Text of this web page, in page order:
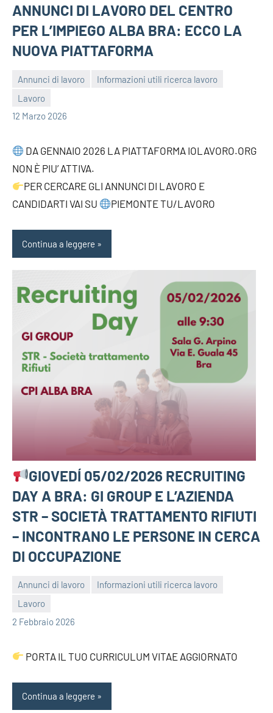
ANNUNCI DI LAVORO DEL CENTRO
PER L’IMPIEGO ALBA BRA: ECCO LA
NUOVA PIATTAFORMA
Annunci di lavoro
Informazioni utili ricerca lavoro
Lavoro
12 Marzo 2026
bragiovani
DA GENNAIO 2026 LA PIATTAFORMA IOLAVORO.ORG
NON È PIU’ ATTIVA.
PER CERCARE GLI ANNUNCI DI LAVORO E
CANDIDARTI VAI SU
PIEMONTE TU/LAVORO
Continua a leggere
GIOVEDÍ 05/02/2026 RECRUITING
DAY A BRA: GI GROUP E L’AZIENDA
STR – SOCIETÀ TRATTAMENTO RIFIUTI
– INCONTRANO LE PERSONE IN CERCA
DI OCCUPAZIONE
Annunci di lavoro
Informazioni utili ricerca lavoro
Lavoro
2 Febbraio 2026
bragiovani
PORTA IL TUO CURRICULUM VITAE AGGIORNATO
Continua a leggere